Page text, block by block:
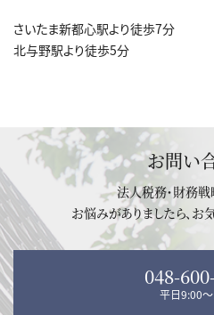
さいたま新都心駅より徒歩7分
北与野駅より徒歩5分
お問い
法人税務・財務
お悩みがありましたら、お
048-
平日9:00